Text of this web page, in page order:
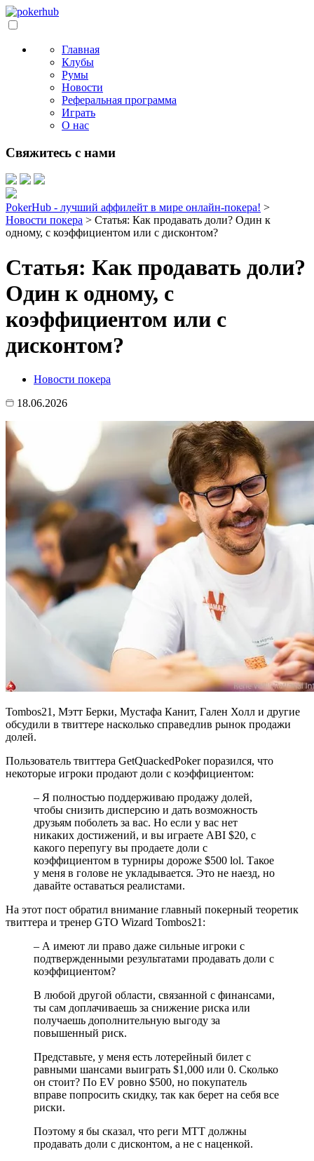
Главная
Клубы
Румы
Новости
Реферальная программа
Играть
О нас
Свяжитесь с нами
PokerHub - лучший аффилейт в мире онлайн-покера! >
Новости покера > Статья: Как продавать доли? Один к
одному, c коэффициентом или с дисконтом?
Статья: Как продавать доли?
Один к одному, c
коэффициентом или с
дисконтом?
Новости покера
18.06.2026
Tombos21, Мэтт Берки, Мустафа Канит, Гален Холл и другие
обсудили в твиттере насколько справедлив рынок продажи
долей.
Пользователь твиттера GetQuackedPoker поразился, что
некоторые игроки продают доли с коэффициентом:
– Я полностью поддерживаю продажу долей,
чтобы снизить дисперсию и дать возможность
друзьям поболеть за вас. Но если у вас нет
никаких достижений, и вы играете ABI $20, с
какого перепугу вы продаете доли с
коэффициентом в турниры дороже $500 lol. Такое
у меня в голове не укладывается. Это не наезд, но
давайте оставаться реалистами.
На этот пост обратил внимание главный покерный теоретик
твиттера и тренер GTO Wizard Tombos21:
– А имеют ли право даже сильные игроки с
подтвержденными результатами продавать доли с
коэффициентом?
В любой другой области, связанной с финансами,
ты сам доплачиваешь за снижение риска или
получаешь дополнительную выгоду за
повышенный риск.
Представьте, у меня есть лотерейный билет с
равными шансами выиграть $1,000 или 0. Сколько
он стоит? По EV ровно $500, но покупатель
вправе попросить скидку, так как берет на себя все
риски.
Поэтому я бы сказал, что реги MTT должны
продавать доли с дисконтом, а не с наценкой.